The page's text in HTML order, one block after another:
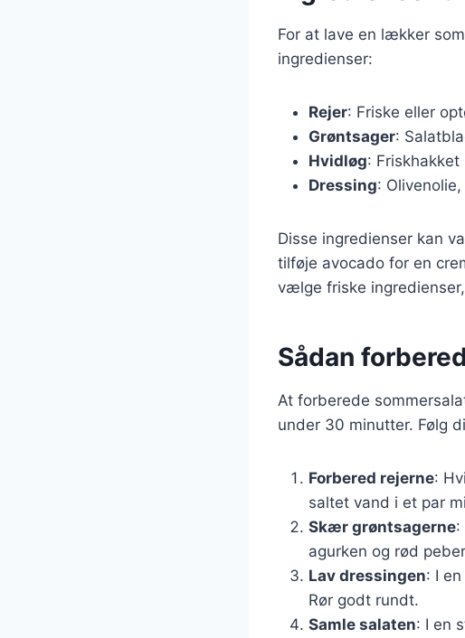
For at lave en lækker
ingredienser:
Rejer: Friske eller
Grøntsager:
Hvidløg:
Dressing:
Disse ingredienser kan
tilføje avocado for en
vælge friske
Sådan
At forberede
under 30 minutter. Følg
Forbered rejerne:
saltet vand i et par
Skær grøntsagerne:
agurken og rød
Lav dressingen: I
Rør godt rundt.
Samle salaten: I en